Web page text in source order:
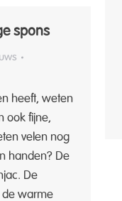
spons
heeft, weten
ook fijne,
velen nog
handen? De
De
de warme